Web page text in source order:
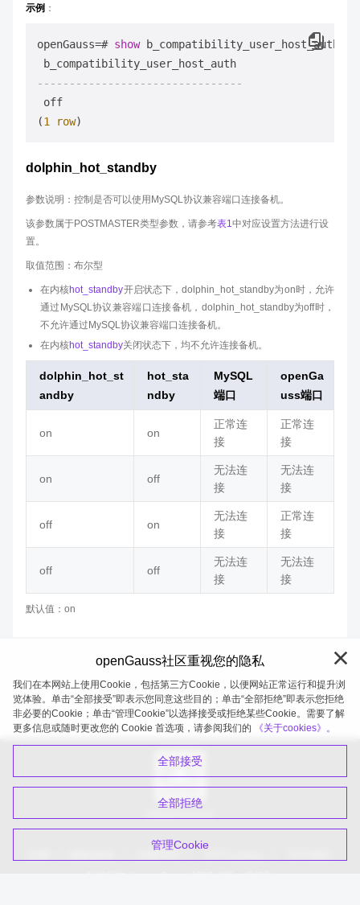
示例 ：
openGauss=# show b_compatibility_user_host_auth;
--------------------------------
off
(1 row
dolphin_hot_standby
参数说明：控制是否可以使用MySQL协议兼容端口连接备机。
该参数属于POSTMASTER类型参数，请参考表1中对应设置方法进行设
置。
取值范围：布尔型
在内核hot_standby开启状态下，dolphin_hot_standby为on时，允许
通过MySQL协议兼容端口连接备机，dolphin_hot_standby为off时，
不允许通过MySQL协议兼容端口连接备机。
在内核hot_standby关闭状态下，均不允许连接备机。
dolphin_hot_st
andby
hot_sta
ndby
MySQL
端口
openGa
uss端口
on on
正常连
接
正常连
接
on off
无法连
接
无法连
接
off on
无法连
接
正常连
接
off off
无法连
接
无法连
接
默认值：on
openGauss 2026-08-06 20:11:32
openGauss社区重视您的隐私
我们在本网站上使用Cookie，包括第三方Cookie，以便网站正常运行和提升浏
览体验。单击“全部接受”即表示您同意这些目的；单击“全部拒绝”即表示您拒绝
非必要的Cookie；单击“管理Cookie”以选择接受或拒绝某些Cookie。需要了解
更多信息或随时更改您的 Cookie 首选项，请参阅我们的
《关于cookies》。
全部接受
全部拒绝
管理Cookie